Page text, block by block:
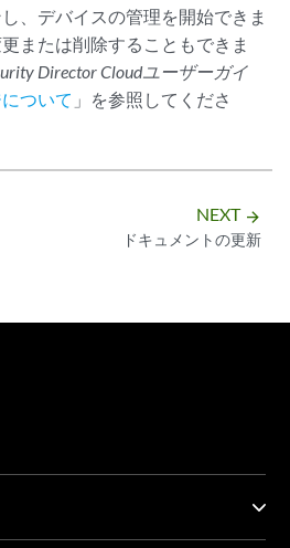
、デバイスの管理を開始できま
または削除することもできま
Director Cloudユーザーガイ
について 」を参照してくださ
NEXT arrow_forward
ドキュメントの更新